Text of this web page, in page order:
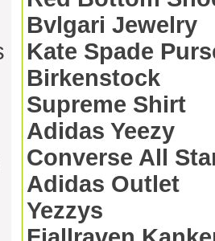
Bvlgari Jewelry
Kate Spade
Birkenstock
Supreme Shirt
Adidas Yeezy
Converse All
Adidas Outlet
Yezzys